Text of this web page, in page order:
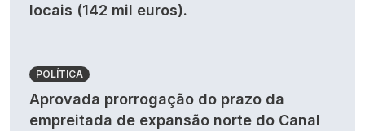
locais (142 mil euros).
POLÍTICA
Aprovada prorrogação do prazo da
empreitada de expansão norte do Canal